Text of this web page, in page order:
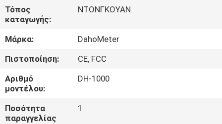
ΕΜΕΊΣ
ΓΎΡΟΣ
ΕΡΓΟΣΤΑΣΊΩΝ
ΠΟΙΟΤΙΚΌΣ
ΈΛΕΓΧΟΣ
Τόπος
καταγωγής:
ΝΤΟΝΓΚΟΥΑΝ
Μάρκα:
DahoMeter
Πιστοποίηση:
CE, FCC
Αριθμό
μοντέλου:
DH-1000
Ποσότητα
παραγγελίας
1